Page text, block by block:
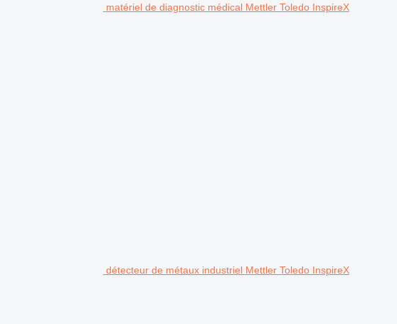
matériel de diagnostic médical Mettler Toledo InspireX
détecteur de métaux industriel Mettler Toledo InspireX